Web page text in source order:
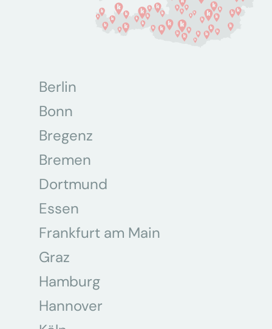
Berlin
Bonn
Bregenz
Bremen
Dortmund
Essen
Frankfurt am Main
Graz
Hamburg
Hannover